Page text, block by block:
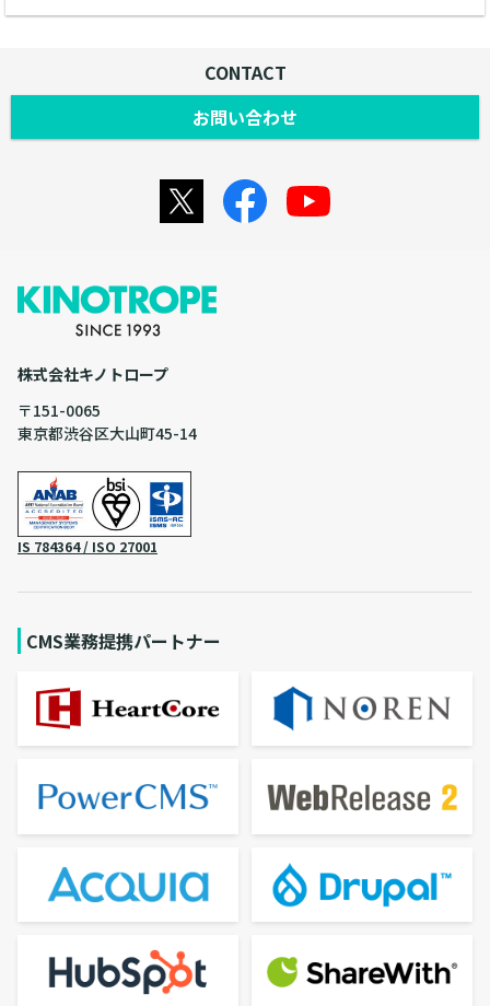
CONTACT
お問い合わせ
株式会社キノトロープ
〒151-0065
東京都渋谷区大山町45-14
IS 784364 / ISO 27001
CMS業務提携パートナー